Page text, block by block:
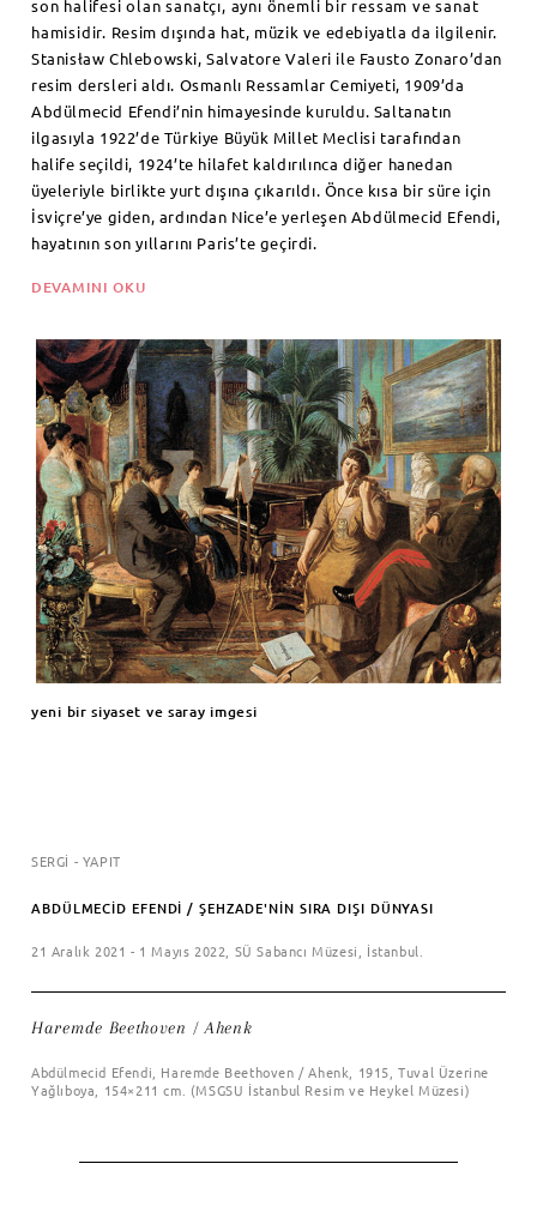
son halifesi olan sanatçı, aynı önemli bir ressam ve sanat
hamisidir. Resim dışında hat, müzik ve edebiyatla da ilgilenir.
Stanisław Chlebowski, Salvatore Valeri ile Fausto Zonaro’dan
resim dersleri aldı. Osmanlı Ressamlar Cemiyeti, 1909’da
Abdülmecid Efendi’nin himayesinde kuruldu. Saltanatın
ilgasıyla 1922’de Türkiye Büyük Millet Meclisi tarafından
halife seçildi, 1924’te hilafet kaldırılınca diğer hanedan
üyeleriyle birlikte yurt dışına çıkarıldı. Önce kısa bir süre için
İsviçre’ye giden, ardından Nice’e yerleşen Abdülmecid Efendi,
hayatının son yıllarını Paris’te geçirdi.
DEVAMINI OKU
yeni bir siyaset ve saray imgesi
SERGİ - YAPIT
ABDÜLMECİD EFENDİ / ŞEHZADE'NİN SIRA DIŞI DÜNYASI
21 Aralık 2021 - 1 Mayıs 2022, SÜ Sabancı Müzesi, İstanbul.
Haremde Beethoven / Ahenk
Abdülmecid Efendi, Haremde Beethoven / Ahenk, 1915, Tuval Üzerine
Yağlıboya, 154×211 cm. (MSGSU İstanbul Resim ve Heykel Müzesi)